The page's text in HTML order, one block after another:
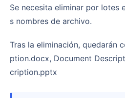
Se necesita eliminar por lotes el "2024" al inicio de lo
s nombres de archivo.
Tras la eliminación, quedarán como Document Descri
ption.docx, Document
cription.pptx